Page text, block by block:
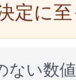
定に
ない数